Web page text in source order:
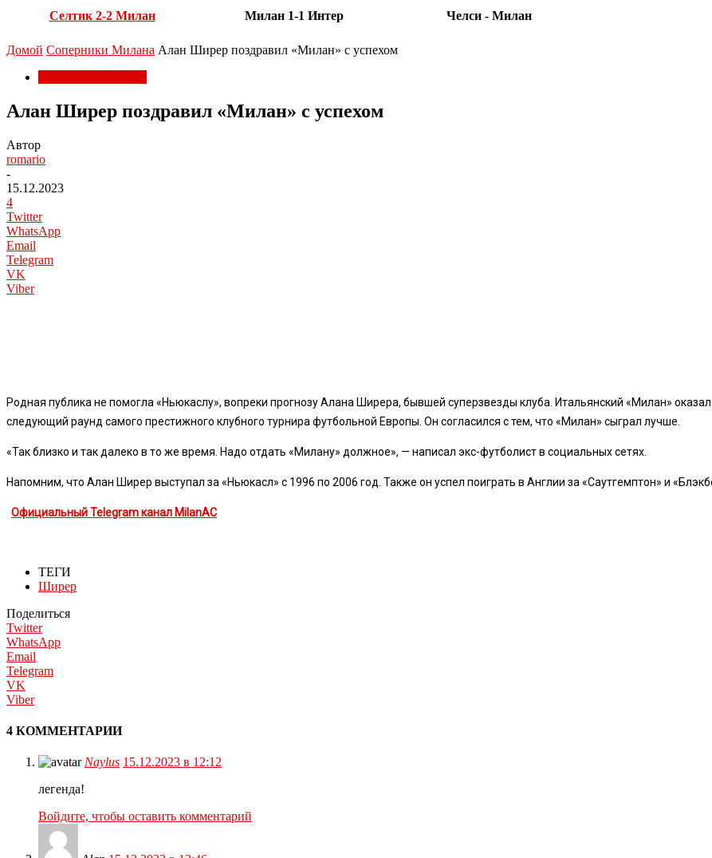
Селтик 2-2 Милан Милан 1-1 Интер Челси - Милан
Домой Соперники Милана Алан Ширер поздравил «Милан» с успехом
Алан Ширер поздравил «Милан» с успехом
Автор
romario
-
15.12.2023
4
Twitter
WhatsApp
Email
Telegram
VK
Viber
Родная публика не помогла «Ньюкаслу», вопреки прогнозу Алана Ширера, бывшей суперзвезды клуба. Итальянский «Милан»
следующий раунд самого престижного клубного турнира футбольной Европы. Он согласился с тем, что «Милан» сыграл лучше.
«Так близко и так далеко в то же время. Надо отдать «Милану» должное», — написал экс-футболист в социальных сетях.
Напомним, что Алан Ширер выступал за «Ньюкасл» с 1996 по 2006 год. Также он успел поиграть в Англии за «Саутгемптон» и
Официальный Telegram канал MilanAC
ТЕГИ
Ширер
Поделиться
Twitter
WhatsApp
Email
Telegram
VK
Viber
4 КОММЕНТАРИИ
Naylus 15.12.2023 в 12:12
легенда!
Войдите, чтобы оставить комментарий